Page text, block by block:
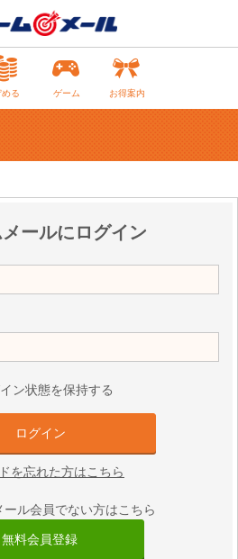
める ゲーム お得案内
メールにログイン
ン状態を保持する
を忘れた方はこちら
ール会員でない方はこちら
無料会員登録